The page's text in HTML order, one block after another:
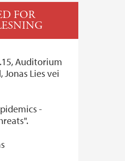
FOR
Auditorium
Jonas Lies vei
-